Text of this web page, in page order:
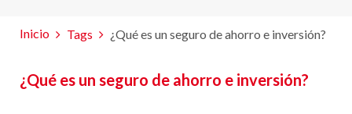
Inicio Tags ¿Qué es un seguro de ahorro e inversión?
¿Qué es un seguro de ahorro e inversión?